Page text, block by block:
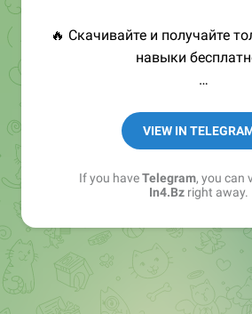
🔥 Скачивайте и получайте
навыки
➖ in4.bz/
➖ https://t.me/
➖ twitter.com/
➖ https://t.me/
VIEW IN
If you haveTelegram, you can
In4.Bz right away.